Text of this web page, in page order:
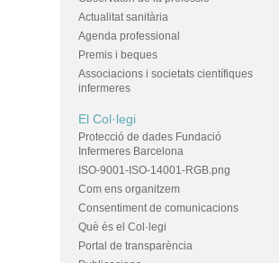
Actualitat sanitària
Agenda professional
Premis i beques
Associacions i societats científiques
infermeres
El Col·legi
Protecció de dades Fundació
Infermeres Barcelona
ISO-9001-ISO-14001-RGB.png
Com ens organitzem
Consentiment de comunicacions
Què és el Col·legi
Portal de transparència